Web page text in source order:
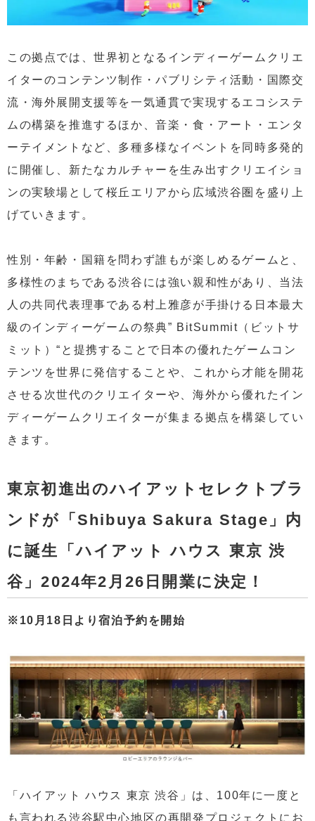
この拠点では、世界初となるインディーゲームクリエ
イターのコンテンツ制作・パブリシティ活動・国際交
流・海外展開支援等を一気通貫で実現するエコシステ
ムの構築を推進するほか、音楽・食・アート・エンタ
ーテイメントなど、多種多様なイベントを同時多発的
に開催し、新たなカルチャーを生み出すクリエイショ
ンの実験場として桜丘エリアから広域渋谷圏を盛り上
げていきます。
性別・年齢・国籍を問わず誰もが楽しめるゲームと、
多様性のまちである渋谷には強い親和性があり、当法
人の共同代表理事である村上雅彦が手掛ける日本最大
級のインディーゲームの祭典” BitSummit（ビットサ
ミット）“と提携することで日本の優れたゲームコン
テンツを世界に発信することや、これから才能を開花
させる次世代のクリエイターや、海外から優れたイン
ディーゲームクリエイターが集まる拠点を構築してい
きます。
東京初進出のハイアットセレクトブラ
ンドが「Shibuya Sakura Stage」内
に誕生「ハイアット ハウス 東京 渋
谷」2024年2月26日開業に決定！
※10月18日より宿泊予約を開始
「ハイアット ハウス 東京 渋谷」は、100年に一度と
も言われる渋谷駅中心地区の再開発プロジェクトにお